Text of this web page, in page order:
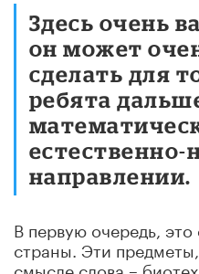
Здесь очень
он может
сделать для
ребята
естественно-
направлении.
В первую очередь,
страны. Эти
смысле слова –